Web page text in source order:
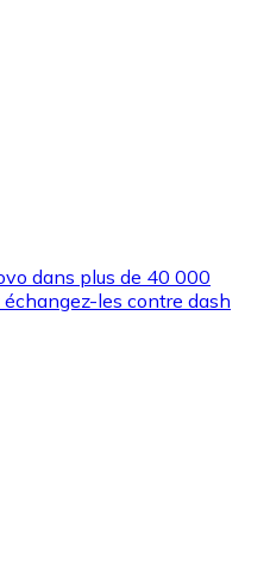
de vos marques
cadeaux
dans plus de 40 000
les contre dash